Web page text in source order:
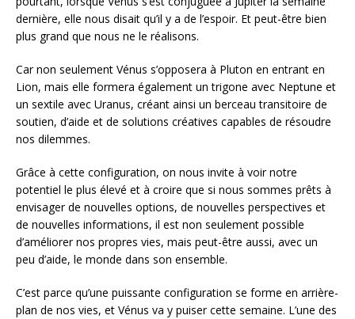
dernière, elle nous disait qu’il y a de l’espoir. Et peut-être bien
plus grand que nous ne le réalisons.
Car non seulement Vénus s’opposera à Pluton en entrant en
Lion, mais elle formera également un trigone avec Neptune et
un sextile avec Uranus, créant ainsi un berceau transitoire de
soutien, d’aide et de solutions créatives capables de résoudre
nos dilemmes.
Grâce à cette configuration, on nous invite à voir notre
potentiel le plus élevé et à croire que si nous sommes prêts à
envisager de nouvelles options, de nouvelles perspectives et
de nouvelles informations, il est non seulement possible
d’améliorer nos propres vies, mais peut-être aussi, avec un
peu d’aide, le monde dans son ensemble.
C’est parce qu’une puissante configuration se forme en arrière-
plan de nos vies, et Vénus va y puiser cette semaine. L’une des